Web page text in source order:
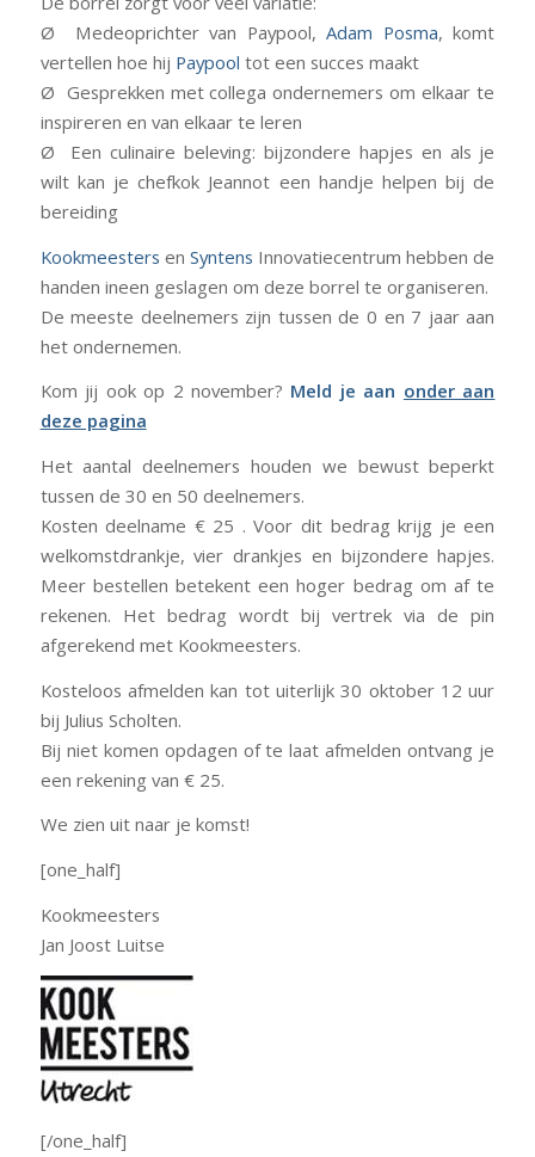
Ø Medeoprichter van Paypool,Adam Posma, komt
vertellen hoe hij Paypool tot een succes maakt
Ø Gesprekken met collega ondernemers om elkaar te
inspireren en van elkaar te leren
Ø Een culinaire beleving: bijzondere hapjes en als je
wilt kan je chefkok Jeannot een handje helpen bij de
bereiding
Kookmeesters en Syntens Innovatiecentrum hebben de
handen ineen geslagen om deze borrel te organiseren.
De meeste deelnemers zijn tussen de 0 en 7 jaar aan
het ondernemen.
Kom jij ook op 2 november? Meld je aan onder aan
deze pagina
Het aantal deelnemers houden we bewust beperkt
tussen de 30 en 50 deelnemers.
Kosten deelname € 25 . Voor dit bedrag krijg je een
welkomstdrankje, vier drankjes en bijzondere hapjes.
Meer bestellen betekent een hoger bedrag om af te
rekenen. Het bedrag wordt bij vertrek via de pin
afgerekend met Kookmeesters.
Kosteloos afmelden kan tot uiterlijk 30 oktober 12 uur
bij Julius Scholten.
Bij niet komen opdagen of te laat afmelden ontvang je
een rekening van € 25.
We zien uit naar je komst!
[one_half]
Kookmeesters
Jan Joost Luitse
[/one_half]